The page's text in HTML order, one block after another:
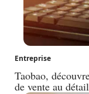
Entreprise
Taobao,
de vente au